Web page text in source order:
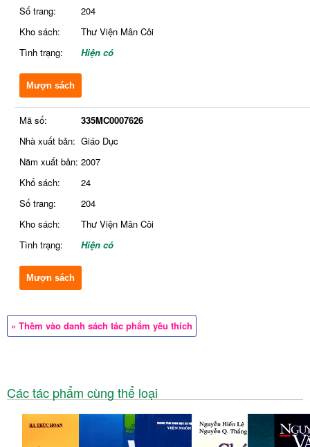
Số trang:
204
Kho sách:
Thư Viện Mân Côi
Tình trạng:
Hiện có
Mượn sách
Mã số:
335MC0007626
Nhà xuất bản: Giáo Dục
Năm xuất bản: 2007
Khổ sách:
24
Số trang:
204
Kho sách:
Thư Viện Mân Côi
Tình trạng:
Hiện có
Mượn sách
» Thêm vào danh sách tác phẩm yêu thích
Các tác phẩm cùng thể loại